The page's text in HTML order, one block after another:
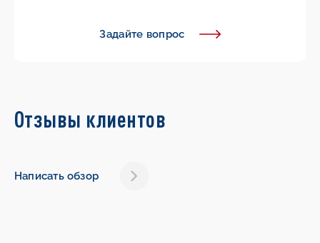
Задайте вопрос
Отзывы клиентов
Написать обзор